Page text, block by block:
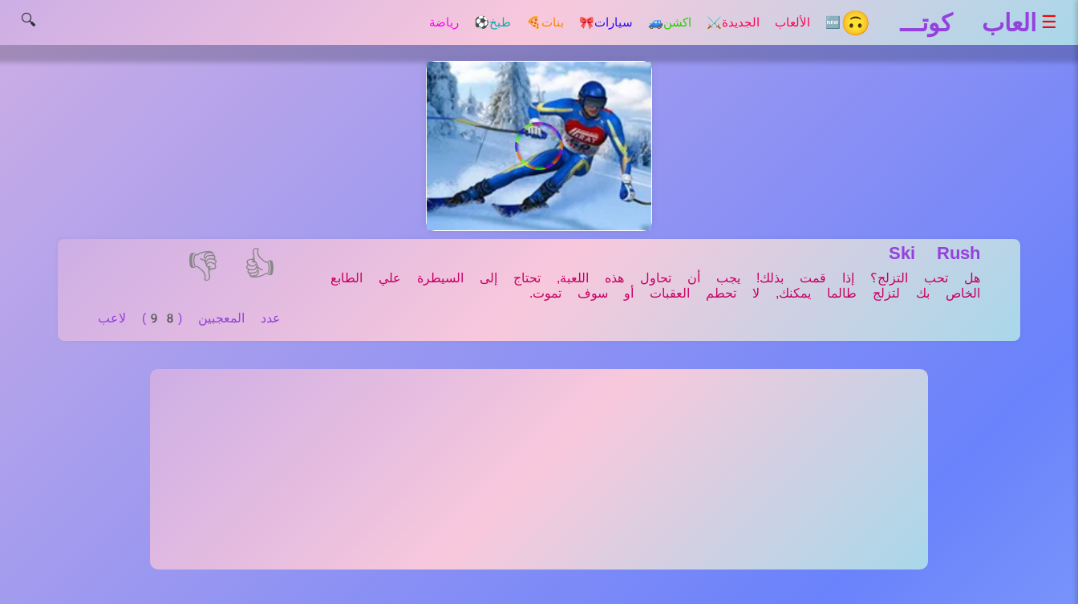
☰ العاب كوتـــ 🙃 🆕 الألعاب الجديدة ⚔️ اكشن🚙 سيارات🎀 بنات 🍕 طبخ⚽ رياضة 🔍
👍
👎
عدد المعجبين (98) لاعب
Ski Rush
هل تحب التزلج؟ إذا قمت بذلك! يجب أن تحاول هذه اللعبة, تحتاج إلى السيطرة علي الطابع
الخاص بك لتزلج طالما يمكنك, لا تحطم العقبات أو سوف تموت.